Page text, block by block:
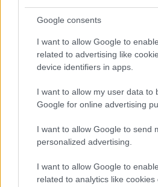
Google consents
I want to allow Google to
related to advertising like
device identifiers in apps.
I want to allow my user data to
Google for online advertising
I want to allow Google to send
personalized advertising.
I want to allow Google to
related to analytics like cookies